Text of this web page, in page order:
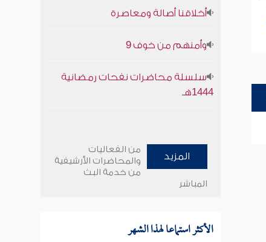
أخلاقنا أصالة ومعاصرة
وأمنهم من خوف 9
سلسلة محاضرات نفحات رمضانية
1444هـ
المزيد
من الفعاليات
والمحاضرات الأرشيفية
من خدمة البث
المباشر
الأكثر استماعا لهذا الشهر